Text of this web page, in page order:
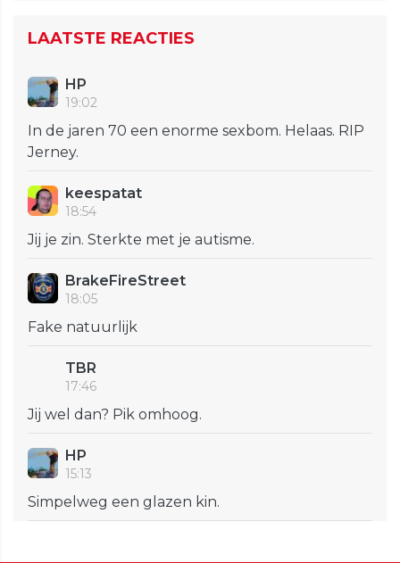
LAATSTE REACTIES
HP
19:02
In de jaren 70 een enorme sexbom. Helaas. RIP
Jerney.
keespatat
18:54
Jij je zin. Sterkte met je autisme.
BrakeFireStreet
18:05
Fake natuurlijk
TBR
17:46
Jij wel dan? Pik omhoog.
HP
15:13
Simpelweg een glazen kin.